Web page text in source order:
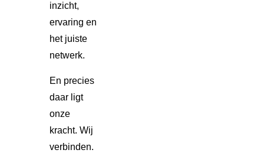
inzicht,
ervaring en
het juiste
netwerk.
En precies
daar ligt
onze
kracht. Wij
verbinden.